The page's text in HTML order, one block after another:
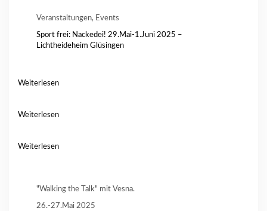
Veranstaltungen, Events
Sport frei: Nackedei! 29.Mai-1.Juni 2025 –
Lichtheideheim Glüsingen
Weiterlesen
Weiterlesen
Weiterlesen
"Walking the Talk" mit Vesna.
26.-27.Mai 2025